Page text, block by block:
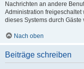
Nachrichten an andere
Administration
dieses Systems durch Gäste
Nach oben
Beiträge schreiben